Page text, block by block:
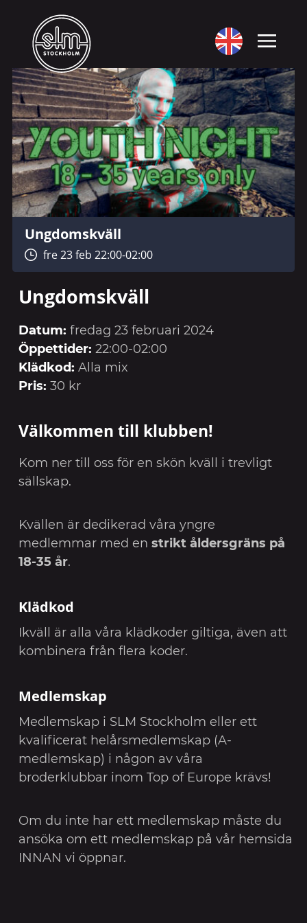
Ungdomskväll
fre 23 feb 22:00-02:00
Ungdomskväll
Datum: fredag 23 februari 2024
Öppettider: 22:00-02:00
Klädkod: Alla mix
Pris: 30 kr
Välkommen till klubben!
Kom ner till oss för en skön kväll i trevligt
sällskap.
Kvällen är dedikerad våra yngre
medlemmar med en strikt åldersgräns på
18-35 år.
Klädkod
Ikväll är alla våra klädkoder giltiga, även att
kombinera från flera koder.
Medlemskap
Medlemskap i SLM Stockholm eller ett
kvalificerat helårsmedlemskap (A-
medlemskap) i någon av våra
broderklubbar inom Top of Europe krävs!
Om du inte har ett medlemskap måste du
ansöka om ett medlemskap på vår hemsida
INNAN vi öppnar.